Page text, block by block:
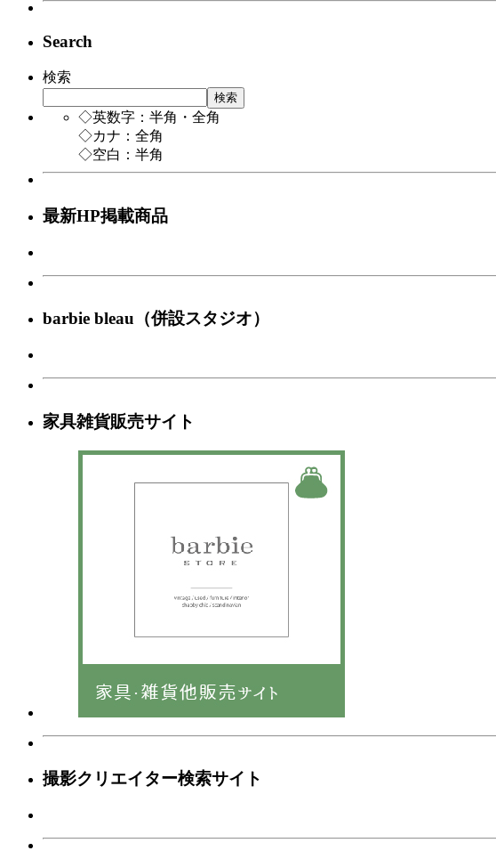
Search
検索
検索
◇英数字：半角・全角
◇カナ：全角
◇空白：半角
最新HP掲載商品
barbie bleau（併設スタジオ）
家具雑貨販売サイト
撮影クリエイター検索サイト